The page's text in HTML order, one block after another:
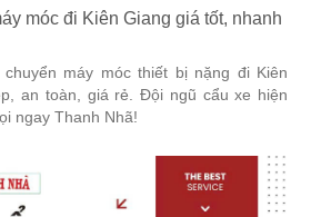
móc đi Kiên Giang giá tốt, nhanh
máy móc thiết bị nặng đi Kiên
an toàn, giá rẻ. Đội ngũ cẩu xe hiện
ngay Thanh Nhã!